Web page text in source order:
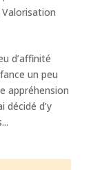
Valorisation
d’affinité
un peu
appréhension
décidé d’y